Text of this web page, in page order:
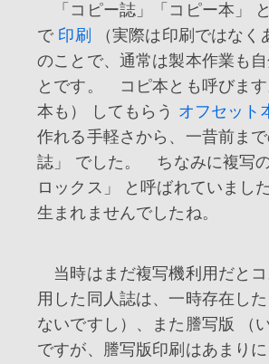
「コピー誌」「コピー本」
で 印刷
（実際は印刷ではな
のことで、通常は製本作業も
とです。 コピ本とも呼びま
本も） してもらう オフセット
作れる手軽さから、一昔前ま
誌」 でした。 ちなみに複写
ロックス」 と呼ばれていまし
生まれませんでしたね。
当時はまだ複写機利用だと
用した同人誌は、一時存在し
ないですし）、また謄写版 （
ですが、謄写版印刷はあまりに